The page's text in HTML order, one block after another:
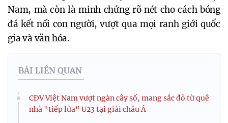
Nam, mà còn là minh chứng rõ nét cho cách bóng
đá kết nối con người, vượt qua mọi ranh giới quốc
gia và văn hóa.
BÀI LIÊN QUAN
CĐV Việt Nam vượt ngàn cây số, mang sắc đỏ từ quê
nhà "tiếp lửa" U23 tại giải châu Á